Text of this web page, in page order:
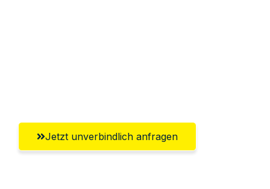
Jetzt unverbindlich anfragen